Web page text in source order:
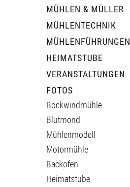
MÜHLEN & MÜLLER
MÜHLENTECHNIK
MÜHLENFÜHRUNGEN
HEIMATSTUBE
VERANSTALTUNGEN
FOTOS
Bockwindmühle
Blutmond
Mühlenmodell
Motormühle
Backofen
Heimatstube